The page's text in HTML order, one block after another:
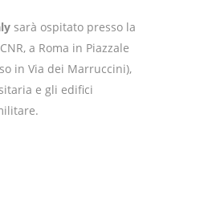
sarà ospitato presso la
a Roma in Piazzale
in Via dei Marruccini),
e gli edifici